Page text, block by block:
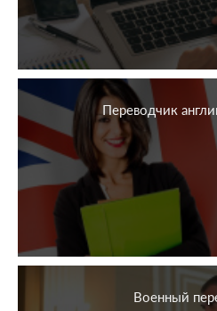
Переводчик
Военный